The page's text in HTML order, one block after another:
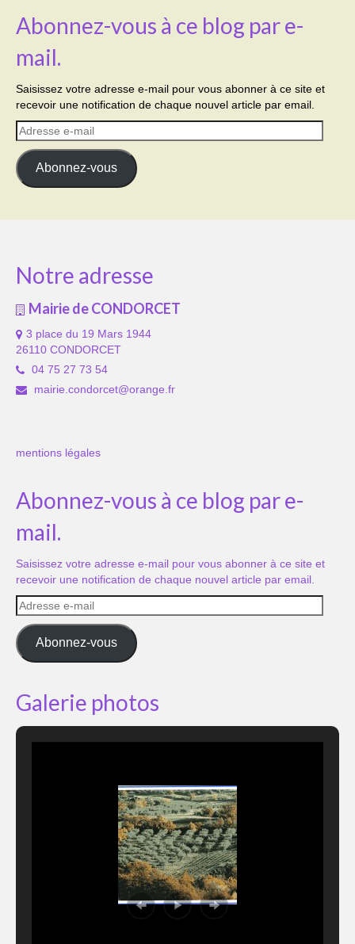
Abonnez-vous à ce blog par e-
mail.
Saisissez votre adresse e-mail pour vous abonner à ce site et
recevoir une notification de chaque nouvel article par email.
Adresse
e-
mail
Abonnez-vous
Notre adresse
Mairie de CONDORCET
3 place du 19 Mars 1944
26110 CONDORCET
04 75 27 73 54
mairie.condorcet@orange.fr
mentions légales
Abonnez-vous à ce blog par e-
mail.
Saisissez votre adresse e-mail pour vous abonner à ce site et
recevoir une notification de chaque nouvel article par email.
Adresse
e-
mail
Abonnez-vous
Galerie photos